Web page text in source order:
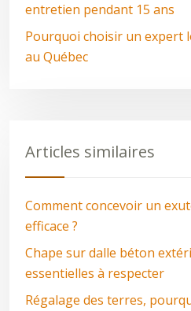
entretien pendant 15 ans
Pourquoi choisir un expert
au Québec
Articles similaires
Comment concevoir un
efficace ?
Chape sur dalle béton
essentielles à respecter
Régalage des terres,